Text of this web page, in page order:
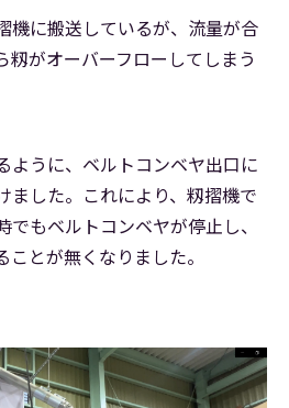
機に搬送しているが、流量が合
籾がオーバーフローしてしまう
ように、ベルトコンベヤ出口に
ました。これにより、籾摺機で
でもベルトコンベヤが停止し、
とが無くなりました。